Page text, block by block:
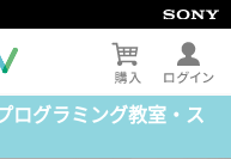
ログラミング教室・ス